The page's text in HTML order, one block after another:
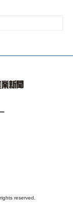
reserved.